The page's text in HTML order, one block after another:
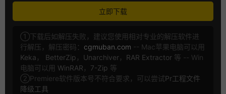
立即下载
①下载后如解压失败，建议您使用相对专业的解压软件进
行解压，解压密码： cgmuban.com -- Mac苹果电脑可以用
Keka ， BetterZip ， Unarchiver， RAR Extractor 等 -- Win
电脑可以用 WinRAR ， 7-Zip 等
②Premiere软件版本号不符合要求，可以尝试Pr工程文件
降级工具